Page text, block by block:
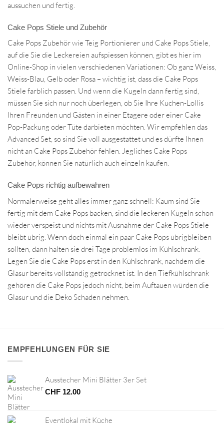
aussuchen und fertig.
Cake Pops Stiele und Zubehör
Cake Pops Zubehör wie Teig Portionierer und Cake Pops Stiele,
auf die Sie die Leckereien aufspiessen können, gibt es hier im
Online-Shop in vielen verschiedenen Variationen: Ob ganz Weiss,
Weiss-Blau, Gelb oder Rosa – wichtig ist, dass die Cake Pops
Stiele farblich passen. Und wenn die Kugeln dann fertig sind,
müssen Sie sich nur noch überlegen, ob Sie Ihre Kuchen-Lollis
Ihren Freunden und Gästen in einer Etagere oder einer Cake
Pop-Packung oder Tüte darbieten möchten. Wir empfehlen das
Advanced Set, so sind Sie voll ausgestattet und es dürfte Ihnen
nicht an Cake Pops Zubehör fehlen. Jegliches Cake Pops
Zubehör, können Sie natürlich auch einzeln kaufen.
Cake Pops richtig aufbewahren
Normalerweise geht alles immer ganz schnell: Kaum sind Sie
fertig mit dem Cake Pops backen, sind die leckeren Kugeln schon
wieder verspeist und nichts mit Ausnahme der Cake Pops Stiele
bleibt übrig. Wenn doch einmal ein paar Cake Pops übrigbleiben
sollten, dann halten sie drei Tage problemlos im Kühlschrank.
Legen Sie die Cake Pops erst in den Kühlschrank, nachdem die
Glasur bereits vollständig getrocknet ist. In den Tiefkühlschrank
gehören die Cake Pops jedoch nicht, beim Auftauen würden die
Glasur und die Deko Schaden nehmen.
EMPFEHLUNGEN FÜR SIE
Ausstecher Mini Blätter 3er Set
CHF 12.00
Eventlokal mit Küche